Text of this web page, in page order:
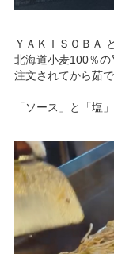
たい
（電子債
ＹＡＫＩＳＯＢＡ
北海道小麦100％の
注文されてから茹
「ソース」と「塩